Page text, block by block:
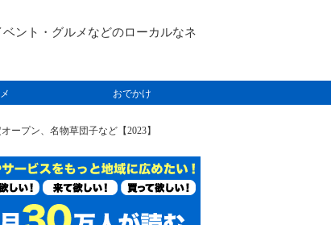
ント・グルメなどのローカルなネ
おでかけ
ープン、名物草団子など【2023】